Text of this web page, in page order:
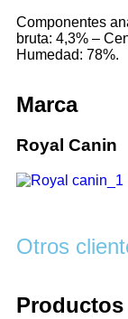
Componentes
bruta: 4,3% –
Humedad: 78%.
Marca
Royal Canin
Otros